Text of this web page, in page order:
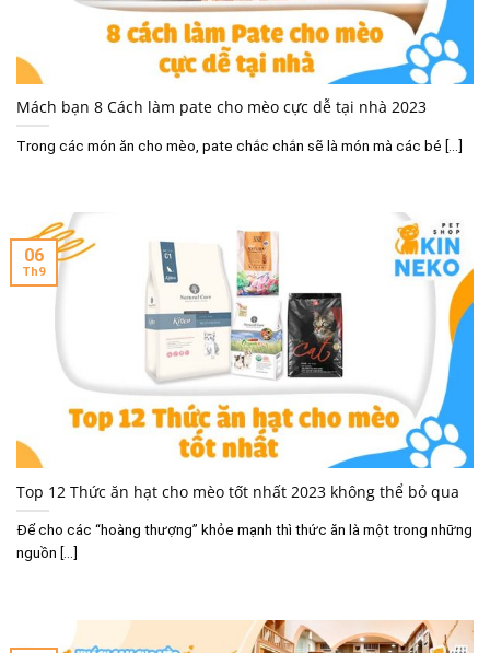
Mách bạn 8 Cách làm pate cho mèo cực dễ tại nhà 2023
Trong các món ăn cho mèo, pate chắc chắn sẽ là món mà các bé [...]
Top 12 Thức ăn hạt cho mèo tốt nhất 2023 không thể bỏ qua
Để cho các “hoàng thượng” khỏe mạnh thì thức ăn là một trong những
nguồn [...]
06
Th9